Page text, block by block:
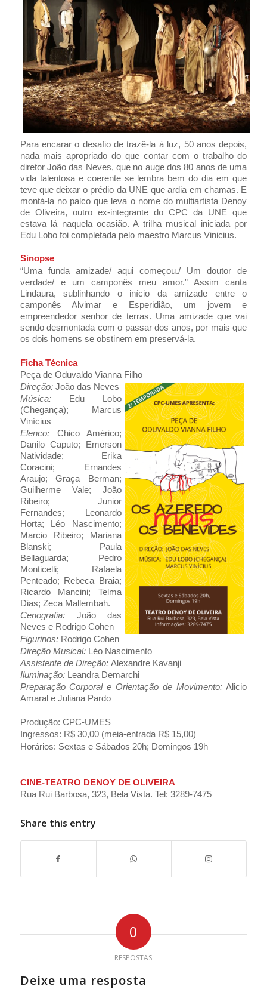
Para encarar o desafio de trazê-la à luz, 50 anos depois,
nada mais apropriado do que contar com o trabalho do
diretor João das Neves, que no auge dos 80 anos de uma
vida talentosa e coerente se lembra bem do dia em que
teve que deixar o prédio da UNE que ardia em chamas. E
montá-la no palco que leva o nome do multiartista Denoy
de Oliveira, outro ex-integrante do CPC da UNE que
estava lá naquela ocasião. A trilha musical iniciada por
Edu Lobo foi completada pelo maestro Marcus Vinicius.
Sinopse
“Uma funda amizade/ aqui começou./ Um doutor de
verdade/ e um camponês meu amor.” Assim canta
Lindaura, sublinhando o início da amizade entre o
camponês Alvimar e Esperidião, um jovem e
empreendedor senhor de terras. Uma amizade que vai
sendo desmontada com o passar dos anos, por mais que
os dois homens se obstinem em preservá-la.
Ficha Técnica
Peça de Oduvaldo Vianna Filho
Direção: João das Neves
Música:
Edu Lobo
(Chegança); Marcus
Vinícius
Elenco: Chico Américo;
Danilo Caputo; Emerson
Natividade; Erika
Coracini; Ernandes
Araujo; Graça Berman;
Guilherme Vale; João
Ribeiro; Junior
Fernandes; Leonardo
Horta; Léo Nascimento;
Marcio Ribeiro; Mariana
Blanski; Paula
Bellaguarda; Pedro
Monticelli; Rafaela
Penteado; Rebeca Braia;
Ricardo Mancini; Telma
Dias; Zeca Mallembah.
Cenografia:
João das
Neves e Rodrigo Cohen
Figurinos: Rodrigo Cohen
Direção Musical:
Léo Nascimento
Assistente de Direção: Alexandre Kavanji
Iluminação:
Leandra Demarchi
Preparação Corporal e Orientação de Movimento: Alicio
Amaral e Juliana Pardo
Produção: CPC-UMES
Ingressos: R$ 30,00 (meia-entrada R$ 15,00)
Horários: Sextas e Sábados 20h; Domingos 19h
CINE-TEATRO DENOY DE OLIVEIRA
Rua Rui Barbosa, 323, Bela Vista. Tel: 3289-7475
Share this entry
0
RESPOSTAS
Deixe uma resposta